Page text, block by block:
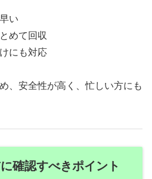
い
めて回収
にも対応
、安全性が高く、忙しい方にも
確認すべきポイント